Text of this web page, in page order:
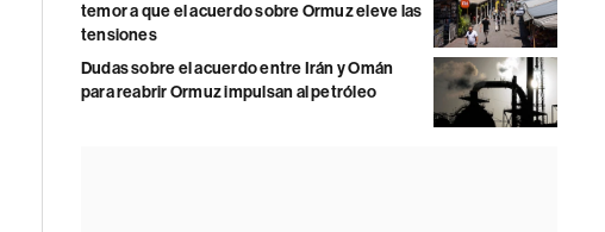
temor a que el acuerdo sobre Ormuz eleve las
tensiones
Dudas sobre el acuerdo entre Irán y Omán
para reabrir Ormuz impulsan al petróleo